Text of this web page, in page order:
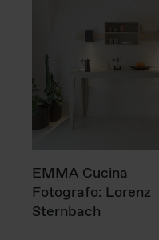
EMMA Cucina
Fotografo: Lorenz
Sternbach